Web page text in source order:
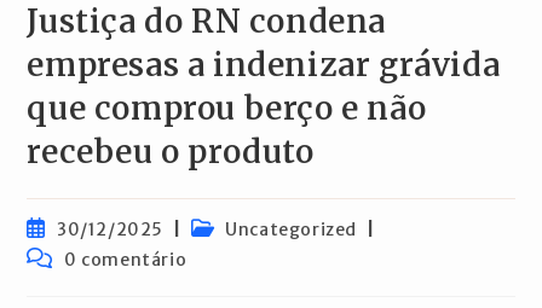
Justiça do RN condena
empresas a indenizar grávida
que comprou berço e não
recebeu o produto
Post
publicado:
30/12/2025
Categoria
Uncategorized
Comentários
0 comentário